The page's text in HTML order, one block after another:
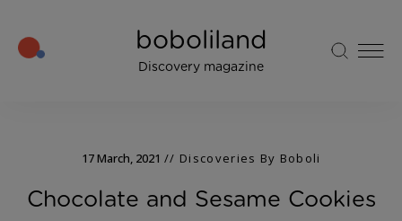
boboliland
Discovery magazine
17 March, 2021 Discoveries By Boboli
Chocolate and Sesame Cookies